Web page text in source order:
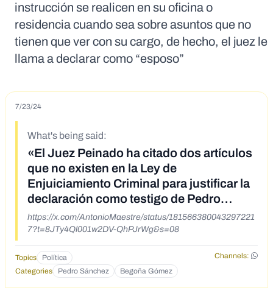
instrucción se realicen en su oficina o
residencia cuando sea sobre asuntos que no
tienen que ver con su cargo, de hecho, el juez le
llama a declarar como “esposo”
7/23/24
What's being said:
«El Juez Peinado ha citado dos artículos
que no existen en la Ley de
Enjuiciamiento Criminal para justificar la
declaración como testigo de Pedro
Sánchez»
https://x.com/AntonioMaestre/status/181566380043297221
7?t=8JTy4Ql001w2DV-QhPJrWg&s=08
Topics Política
Channels:
Categories
Pedro Sánchez Begoña Gómez